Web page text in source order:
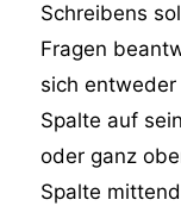
Schreibens
Fragen
sich entweder
Spalte auf
oder ganz
Spalte